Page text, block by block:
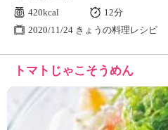
420kcal
12分
2020/11/24 きょうの料理レシピ
トマトじゃこそうめん